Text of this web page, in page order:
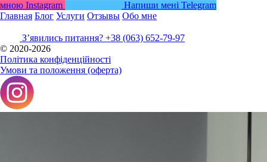
мною Instagram Напиши мені Telegram
Главная Блог Услуги Отзывы Обо мне
Зʼявились питання? +38 (063) 652-79-97
© 2020-2026
Політика конфіденційності
Умови та положення (оферта)